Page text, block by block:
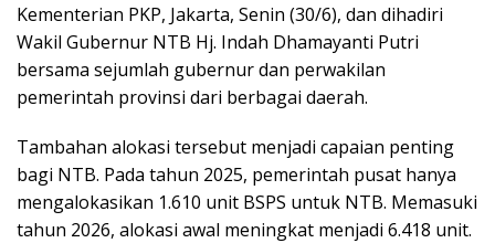
Kementerian PKP, Jakarta, Senin (30/6), dan dihadiri
Wakil Gubernur NTB Hj. Indah Dhamayanti Putri
bersama sejumlah gubernur dan perwakilan
pemerintah provinsi dari berbagai daerah.
Tambahan alokasi tersebut menjadi capaian penting
bagi NTB. Pada tahun 2025, pemerintah pusat hanya
mengalokasikan 1.610 unit BSPS untuk NTB. Memasuki
tahun 2026, alokasi awal meningkat menjadi 6.418 unit.